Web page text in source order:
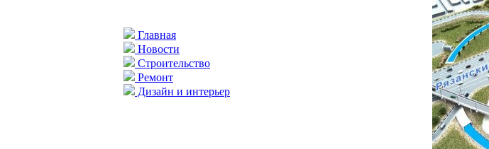
Главная
Новости
Строительство
Ремонт
Дизайн и интерьер